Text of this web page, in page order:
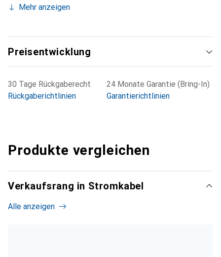
Mehr anzeigen
Preisentwicklung
30 Tage Rückgaberecht
Rückgaberichtlinien
24 Monate Garantie (Bring-In)
Garantierichtlinien
Produkte vergleichen
Verkaufsrang in Stromkabel
Alle anzeigen